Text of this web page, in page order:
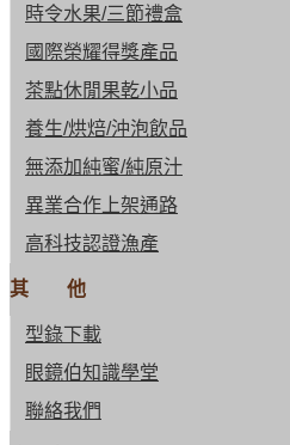
時令水果/三節禮盒
國際榮耀得獎產品
茶點休閒果乾小品
養生/烘焙/沖泡飲品
無添加純蜜/純原汁
異業合作上架通路
高科技認證漁產
其 他
型錄下載
眼鏡伯知識學堂
聯絡我們